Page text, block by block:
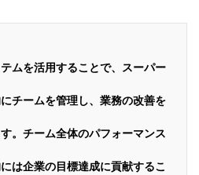
ムを活用することで、スーパー
チームを管理し、業務の改善を
。チーム全体のパフォーマンス
は企業の目標達成に貢献するこ